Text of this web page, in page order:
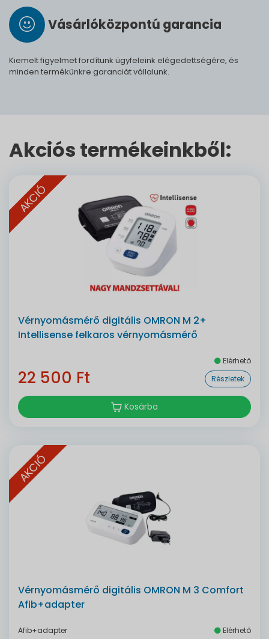
Vásárló­köz­pontú ga­ran­cia
Kiemelt figyelmet fordítunk ügyfeleink elégedettségére, és
minden termékünkre garanciát vállalunk.
Akciós termékeinkből:
AKCIÓ
Vérnyomásmérő digitális OMRON M 2+
Intellisense felkaros vérnyomásmérő
Elérhető
22 500 Ft Részletek
Kosárba
AKCIÓ
Vérnyomásmérő digitális OMRON M 3 Comfort
Afib+adapter
Afib+adapter Elérhető